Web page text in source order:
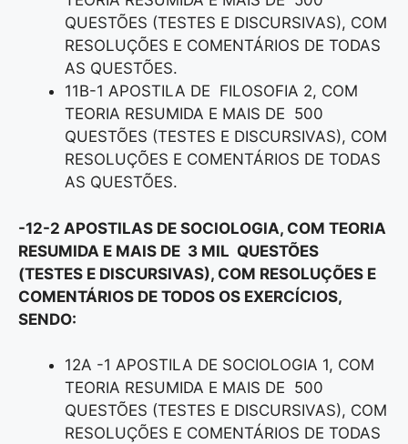
QUESTÕES (TESTES E DISCURSIVAS), COM
RESOLUÇÕES E COMENTÁRIOS DE TODAS
AS QUESTÕES.
11B-1 APOSTILA DE FILOSOFIA 2, COM
TEORIA RESUMIDA E MAIS DE 500
QUESTÕES (TESTES E DISCURSIVAS), COM
RESOLUÇÕES E COMENTÁRIOS DE TODAS
AS QUESTÕES.
-12-2 APOSTILAS DE SOCIOLOGIA, COM TEORIA
RESUMIDA E MAIS DE 3 MIL QUESTÕES
(TESTES E DISCURSIVAS), COM RESOLUÇÕES E
COMENTÁRIOS DE TODOS OS EXERCÍCIOS,
SENDO:
12A -1 APOSTILA DE SOCIOLOGIA 1, COM
TEORIA RESUMIDA E MAIS DE 500
QUESTÕES (TESTES E DISCURSIVAS), COM
RESOLUÇÕES E COMENTÁRIOS DE TODAS